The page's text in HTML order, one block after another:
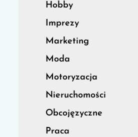
Hobby
Imprezy
Marketing
Moda
Motoryzacja
Nieruchomości
Obcojęzyczne
Praca